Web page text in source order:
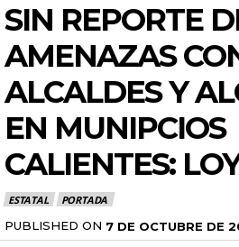
SIN REPORTE
AMENAZAS
ALCALDES Y
EN MUNIPCIOS
CALIENTES:
ESTATAL PORTADA
PUBLISHED ON 7 DE OCTUBRE DE